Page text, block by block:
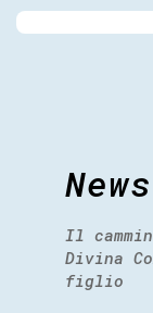
News
Il
Divina
figlio